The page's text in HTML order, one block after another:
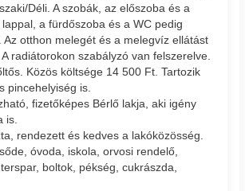
Déli. A szobák, az előszoba és a
a fürdőszoba és a WC pedig
Az otthon melegét és a melegvíz ellátást
radiátorokon szabályzó van felszerelve.
Közös költsége 14 500 Ft. Tartozik
pincehelyiség is.
fizetőképes Bérlő lakja, aki igény
is.
rendezett és kedves a lakóközösség.
óvoda, iskola, orvosi rendelő,
boltok, pékség, cukrászda,